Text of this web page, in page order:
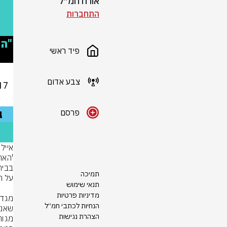
התחברות
פיד ראשי
צבע אדום
פרסם
תמיכה
תנאי שימוש
מדיניות פרטיות
הנחיות לכתבי חמ״ל
הצהרת נגישות